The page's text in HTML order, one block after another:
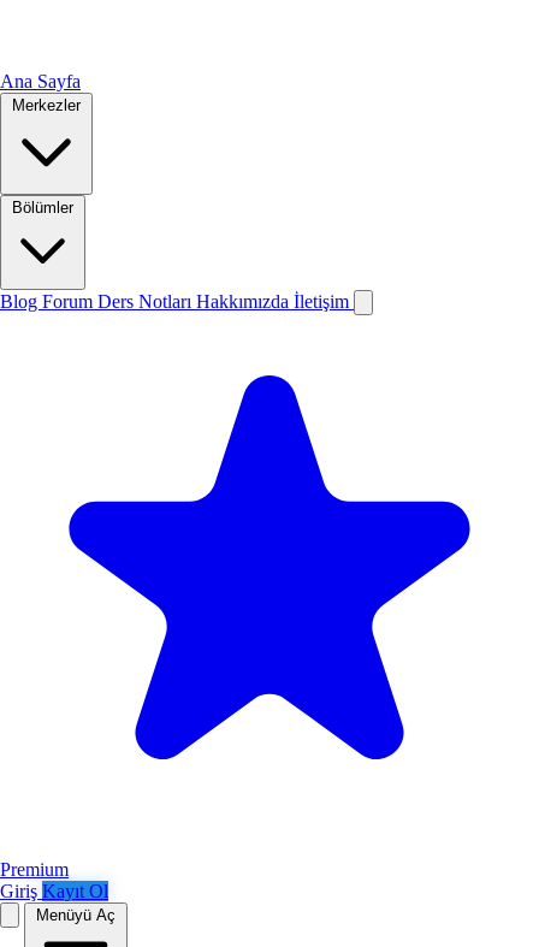
Ana Sayfa
Merkezler
Bölümler
Blog Forum Ders Notları Hakkımızda İletişim
Premium
Giriş Kayıt Ol
Menüyü Aç